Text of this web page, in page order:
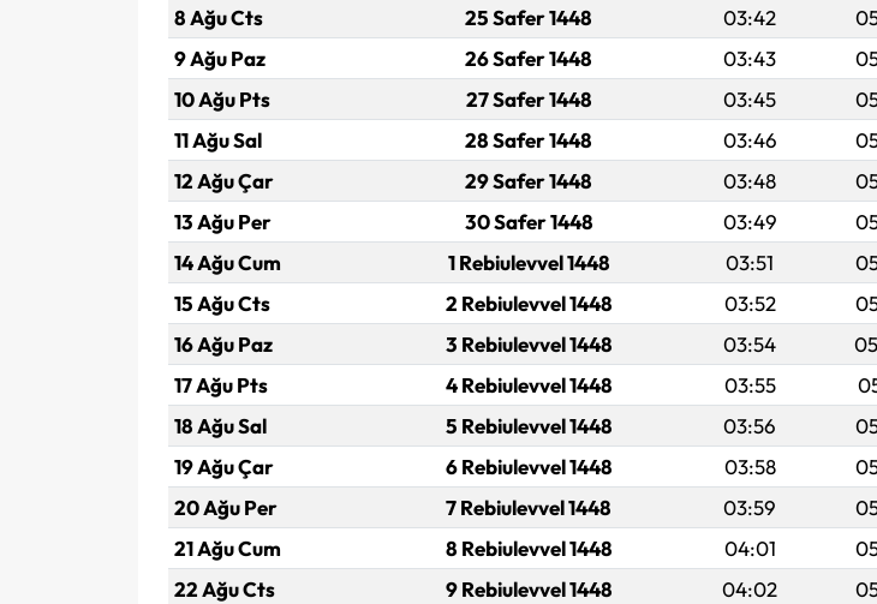
8 Ağu Cts
25 Safer 1448 03:42
9 Ağu Paz
26 Safer 1448 03:43
10 Ağu Pts
27 Safer 1448 03:45
11 Ağu Sal
28 Safer 1448 03:46
12 Ağu Çar
29 Safer 1448 03:48
13 Ağu Per
30 Safer 1448 03:49
14 Ağu Cum
1 Rebiulevvel 1448 03:51
15 Ağu Cts
2 Rebiulevvel 1448 03:52
16 Ağu Paz
3 Rebiulevvel 1448 03:54
17 Ağu Pts
4 Rebiulevvel 1448 03:55
18 Ağu Sal
5 Rebiulevvel 1448 03:56
19 Ağu Çar
6 Rebiulevvel 1448 03:58
20 Ağu Per
7 Rebiulevvel 1448 03:59
21 Ağu Cum
8 Rebiulevvel 1448 04:01
22 Ağu Cts
9 Rebiulevvel 1448 04:02